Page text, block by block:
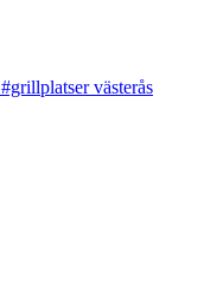
#grillplatser västerås